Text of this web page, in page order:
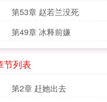
第53章 赵若兰没死
第49章 冰释前嫌
节列表
第2章 赶她出去